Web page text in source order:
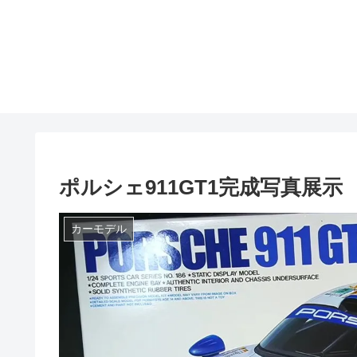
ポルシェ911GT1完成写真展示
カーモデル